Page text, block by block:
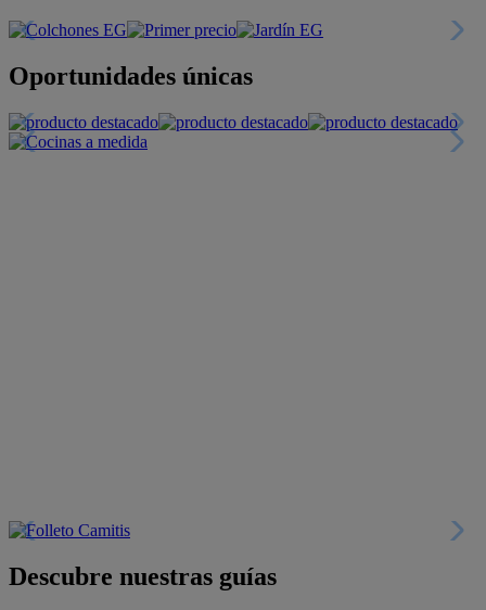
Oportunidades únicas
Descubre nuestras guías